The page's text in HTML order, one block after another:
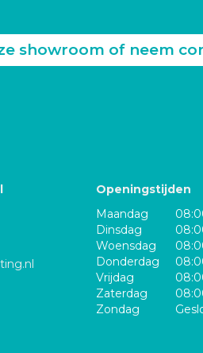
showroom of neem
Openingstijden
Maandag
Dinsdag
Woensdag
Donderdag
Vrijdag
Zaterdag
Zondag